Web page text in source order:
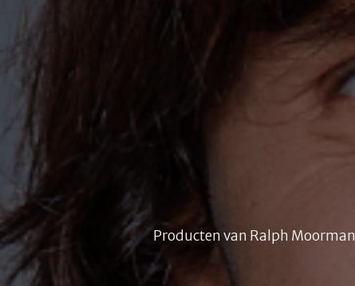
Producten van Ralph Moorman